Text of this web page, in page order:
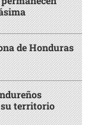
de Honduras
su territorio